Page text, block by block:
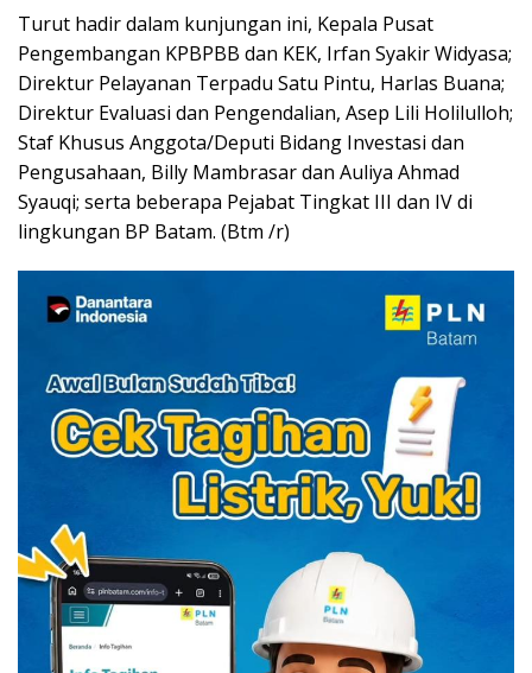
Turut hadir dalam kunjungan ini, Kepala Pusat
Pengembangan KPBPBB dan KEK, Irfan Syakir Widyasa;
Direktur Pelayanan Terpadu Satu Pintu, Harlas Buana;
Direktur Evaluasi dan Pengendalian, Asep Lili Holilulloh;
Staf Khusus Anggota/Deputi Bidang Investasi dan
Pengusahaan, Billy Mambrasar dan Auliya Ahmad
Syauqi; serta beberapa Pejabat Tingkat III dan IV di
lingkungan BP Batam. (Btm /r)